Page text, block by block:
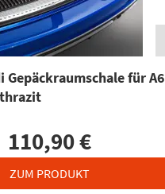
Gepäckraumschale für A6
110,90 €
ZUM PRODUKT